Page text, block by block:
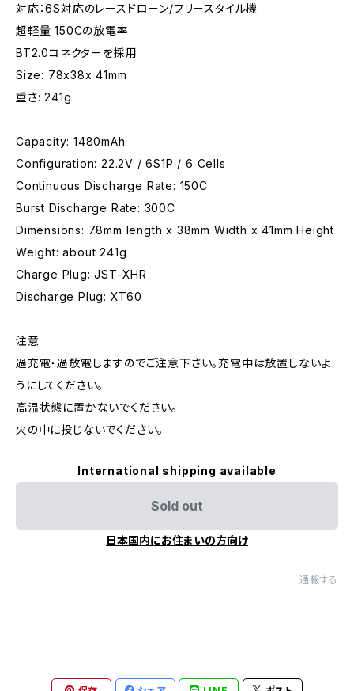
対応：6S対応のレースドローン/フリースタイル機
超軽量 150Cの放電率
BT2.0コネクターを採用
Size: 78x38x 41mm
重さ: 241g
Capacity: 1480mAh
Configuration: 22.2V / 6S1P / 6 Cells
Continuous Discharge Rate: 150C
Burst Discharge Rate: 300C
Dimensions: 78mm length x 38mm Width x 41mm Height
Weight: about 241g
Charge Plug: JST-XHR
Discharge Plug: XT60
注意
過充電・過放電しますのでご注意下さい。充電中は放置しないよ
うにしてください。
高温状態に置かないでください。
火の中に投じないでください。
International shipping available
Sold out
日本国内にお住まいの方向け
通報する